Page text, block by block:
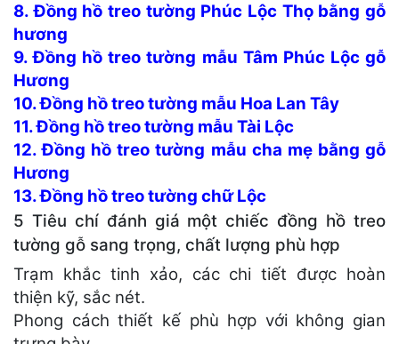
8. Đồng hồ treo tường Phúc Lộc Thọ bằng gỗ
hương
9. Đồng hồ treo tường mẫu Tâm Phúc Lộc gỗ
Hương
10. Đồng hồ treo tường mẫu Hoa Lan Tây
11. Đồng hồ treo tường mẫu Tài Lộc
12. Đồng hồ treo tường mẫu cha mẹ bằng gỗ
Hương
13. Đồng hồ treo tường chữ Lộc
5 Tiêu chí đánh giá một chiếc đồng hồ treo
tường gỗ sang trọng, chất lượng phù hợp
Trạm khắc tinh xảo, các chi tiết được hoàn
thiện kỹ, sắc nét.
Phong cách thiết kế phù hợp với không gian